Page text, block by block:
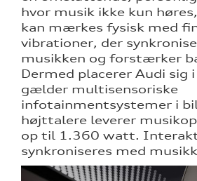
hvor musik ikke kun
kan mærkes fysisk med
vibrationer, der
musikken og forstærker
Dermed placerer Audi sig
gælder multisensoriske
infotainmentsystemer i
højttalere leverer
op til 1.360 watt.
synkroniseres med